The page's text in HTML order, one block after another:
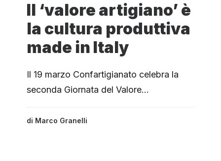
Il ‘valore artigiano’ è
la cultura produttiva
made in Italy
Il 19 marzo Confartigianato celebra la
seconda Giornata del Valore…
di Marco Granelli